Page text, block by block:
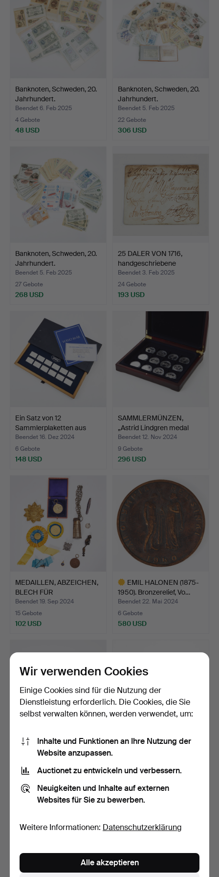
Banknoten, Schweden, 20.
Jahrhundert.
Beendet 6. Feb 2025
4 Gebote
48 USD
Banknoten, Schweden, 20.
Jahrhundert.
Beendet 5. Feb 2025
22 Gebote
306 USD
Banknoten, Schweden, 20.
Jahrhundert.
Beendet 5. Feb 2025
27 Gebote
268 USD
25 DALER VON 1716,
handgeschriebene
Bankno…
Beendet 3. Feb 2025
24 Gebote
193 USD
Ein Satz von 12
Sammlerplaketten aus
Sterl…
Beendet 16. Dez 2024
6 Gebote
148 USD
SAMMLERMÜNZEN,
„Astrid Lindgren medal
coll…
Beendet 12. Nov 2024
9 Gebote
296 USD
MEDAILLEN, ABZEICHEN,
BLECH FÜR
KARTUSCHEN…
Beendet 19. Sep 2024
15 Gebote
102 USD
EMIL HALONEN (1875-
1950). Bronzerelief, Vo…
Beendet 22. Mai 2024
6 Gebote
580 USD
AUSZEICHNUNGEN,
MEDAILLEN UND
ABZEICHEN, F…
Beendet 30. Apr 2024
129 USD
Ein Relief aus dem 18./20.
Beendet 30. Apr 2024
422 USD
Wir verwenden Cookies
Einige Cookies sind für die Nutzung der
Dienstleistung erforderlich. Die Cookies, die Sie
selbst verwalten können, werden verwendet, um:
Inhalte und Funktionen an Ihre Nutzung der
Website anzupassen.
Auctionet zu entwickeln und verbessern.
Neuigkeiten und Inhalte auf externen
Websites für Sie zu bewerben.
Weitere Informationen: Datenschutzerklärung
Alle akzeptieren